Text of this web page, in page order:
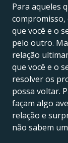
Para aqueles
compromisso,
que você e o
pelo outro.
relação
que você e o
resolver os
possa voltar.
façam algo
relação e
não sabem